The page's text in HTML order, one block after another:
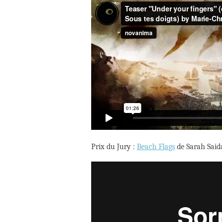
Prix du Jury : Beach Flags de Sarah